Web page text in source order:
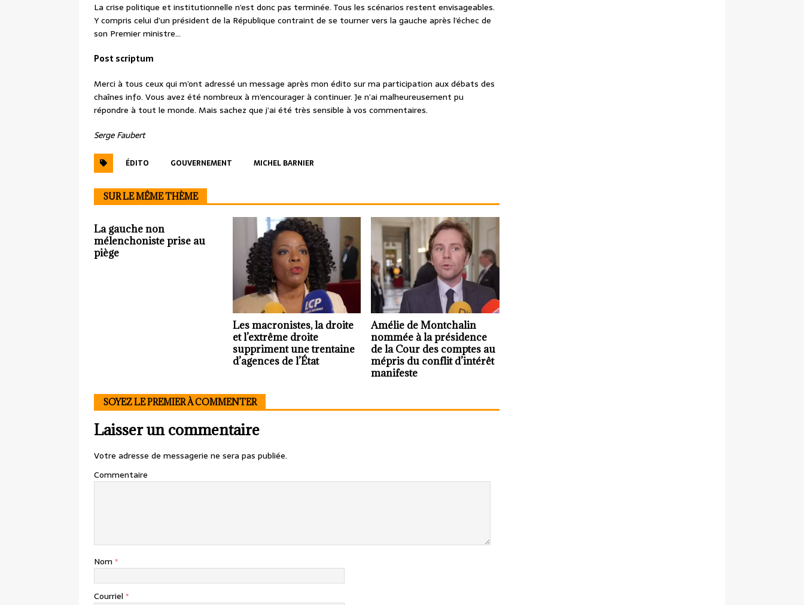
La crise politique et institutionnelle n’est donc pas terminée. Tous les scénarios restent envisageables.
Y compris celui d’un président de la République contraint de se tourner vers la gauche après l’échec de
son Premier ministre…
Post scriptum
Merci à tous ceux qui m’ont adressé un message après mon édito sur ma participation aux débats des
chaînes info. Vous avez été nombreux à m’encourager à continuer. Je n’ai malheureusement pu
répondre à tout le monde. Mais sachez que j’ai été très sensible à vos commentaires.
Serge Faubert
ÉDITO GOUVERNEMENT MICHEL BARNIER
SUR LE MÊME THÈME
La gauche non
mélenchoniste prise au
piège
Les macronistes, la droite
et l’extrême droite
suppriment une trentaine
d’agences de l’État
Amélie de Montchalin
nommée à la présidence
de la Cour des comptes au
mépris du conflit d’intérêt
manifeste
SOYEZ LE PREMIER À COMMENTER
Laisser un commentaire
Votre adresse de messagerie ne sera pas publiée.
Commentaire
Nom *
Courriel *